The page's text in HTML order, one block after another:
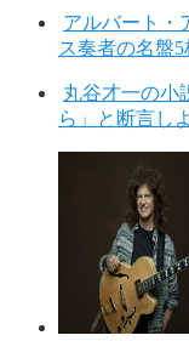
アルバート・
ス奏者の名盤5
丸谷才一の小
ら」と断言し